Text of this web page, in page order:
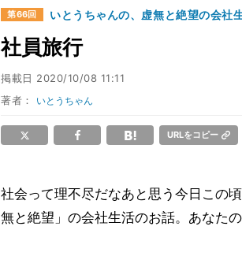
第66回 いとうちゃんの、虚無と絶望の会社
社員旅行
掲載日 2020/10/08 11:11
著者： いとうちゃん
URLをコピー
社会って理不尽だなあと思う今日この
無と絶望」の会社生活のお話。あなた